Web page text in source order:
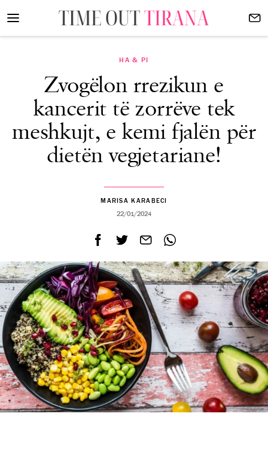
HA & PI
Zvogëlon rrezikun e
kancerit të zorrëve tek
meshkujt, e kemi fjalën për
dietën vegjetariane!
MARISA KARABECI
22/01/2024